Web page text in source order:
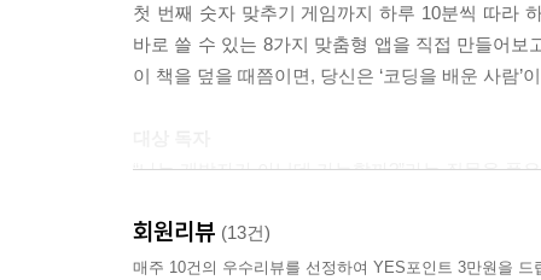
CHAPTER 10 실시간 뉴스 수집과 AI 요약 에이전
_네이버 개발자 센터에서 출입증 발급받기
_예쁜 HTML 디자인 입혀서 뉴스레터 완성하기
첫 번째 숫자 맞추기 게임까지 하루 10분씩 따라
바로 쓸 수 있는 8가지 맞춤형 앱을 직접 만들어
이 책을 덮을 때쯤이면, 당신은 ‘코딩을 배운 사람’
“나는 개발자가 아닌데 가능할까?”라는 질문을 품
복잡한 문법을 외우는 대신 결과를 빠르게 만들어
회원리뷰 (13건)
매주 10건의 우수리뷰를 선정하여 YES포인트 3만원을 드